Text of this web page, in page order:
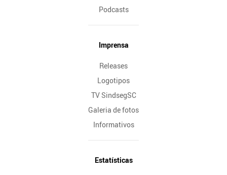
Podcasts
Imprensa
Releases
Logotipos
TV SindsegSC
Galeria de fotos
Informativos
Estatísticas